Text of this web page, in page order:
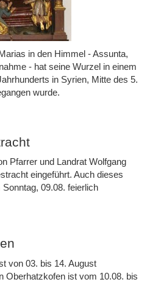
in den Himmel - Assunta,
- hat seine Wurzel in einem
in Syrien, Mitte des 5.
wurde.
Pfarrer und Landrat Wolfgang
eingeführt. Auch dieses
09.08. feierlich
von 03. bis 14. August
Oberhatzkofen ist vom 10.08. bis